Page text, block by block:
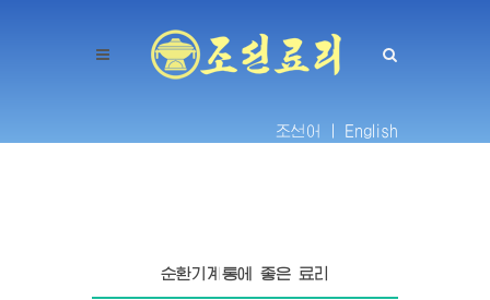
조선어 | English
순환기계통에 좋은 료리